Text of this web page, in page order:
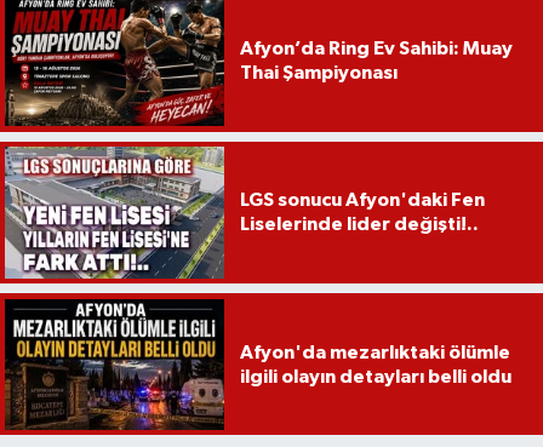
Afyon’da Ring Ev Sahibi: Muay
Thai Şampiyonası
LGS sonucu Afyon'daki Fen
Liselerinde lider değişti!..
Afyon'da mezarlıktaki ölümle
ilgili olayın detayları belli oldu